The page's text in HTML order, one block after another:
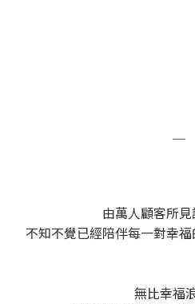
由萬人顧客所見
不知不覺已經陪伴每一對幸
無比幸福